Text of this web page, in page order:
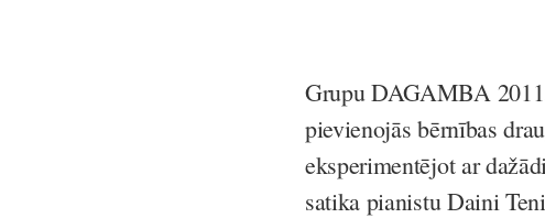
Grupu DAGAMBA
pievienojās bērnības
eksperimentējot ar
satika pianistu Daini